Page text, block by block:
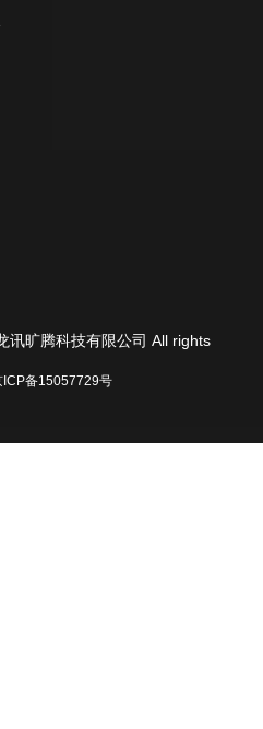
讯旷腾科技有限公司 All rights
ICP备15057729号